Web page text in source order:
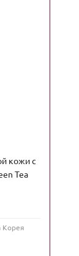
кожи с
Tea
Корея